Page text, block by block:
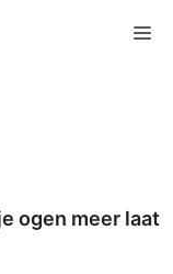
ogen meer laat